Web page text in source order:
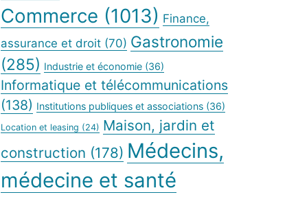
Commerce (1013) Finance,
assurance et droit (70) Gastronomie
(285) Industrie et économie (36)
Informatique et télécommunications
(138) Institutions publiques et associations (36)
Location et leasing (24) Maison, jardin et
construction (178) Médecins,
médecine et santé